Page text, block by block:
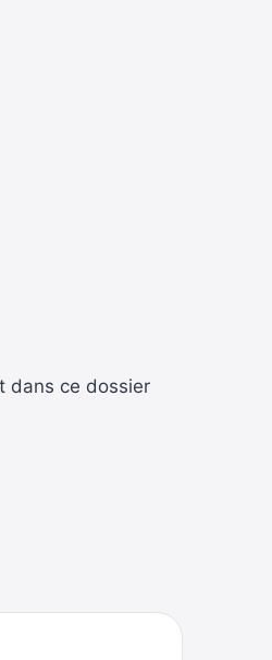
dans ce dossier